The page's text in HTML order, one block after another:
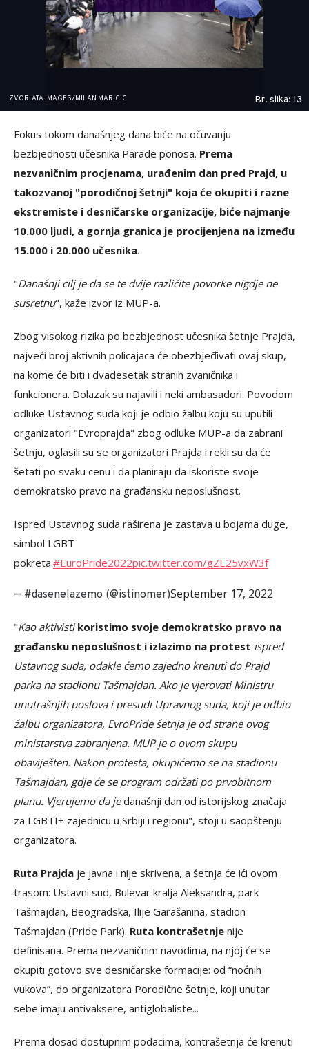
IZVOR: ATA IMAGES/MILAN MARICIC Br. slika: 13
Fokus tokom današnjeg dana biće na očuvanju
bezbjednosti učesnika Parade ponosa. Prema
nezvaničnim procjenama, urađenim dan pred Prajd, u
takozvanoj "porodičnoj šetnji" koja će okupiti i razne
ekstremiste i desničarske organizacije, biće najmanje
10.000 ljudi, a gornja granica je procijenjena na između
15.000 i 20.000 učesnika.
"Današnji cilj je da se te dvije različite povorke nigdje ne
susretnu", kaže izvor iz MUP-a.
Zbog visokog rizika po bezbjednost učesnika šetnje Prajda,
najveći broj aktivnih policajaca će obezbjeđivati ovaj skup,
na kome će biti i dvadesetak stranih zvaničnika i
funkcionera. Dolazak su najavili i neki ambasadori. Povodom
odluke Ustavnog suda koji je odbio žalbu koju su uputili
organizatori "Evroprajda" zbog odluke MUP-a da zabrani
šetnju, oglasili su se organizatori Prajda i rekli su da će
šetati po svaku cenu i da planiraju da iskoriste svoje
demokratsko pravo na građansku neposlušnost.
Ispred Ustavnog suda raširena je zastava u bojama duge,
simbol LGBT
pokreta.#EuroPride2022pic.twitter.com/gZE25vxW3f
— #dasenelazemo (@istinomer)September 17, 2022
"Kao aktivistikoristimo svoje demokratsko pravo na
građansku neposlušnost i izlazimo na protest ispred
Ustavnog suda, odakle ćemo zajedno krenuti do Prajd
parka na stadionu Tašmajdan. Ako je vjerovati Ministru
unutrašnjih poslova i presudi Upravnog suda, koji je odbio
žalbu organizatora, EvroPride šetnja je od strane ovog
ministarstva zabranjena. MUP je o ovom skupu
obaviješten. Nakon protesta, okupićemo se na stadionu
Tašmajdan, gdje će se program održati po prvobitnom
planu. Vjerujemo da jedanašnji dan od istorijskog značaja
za LGBTI+ zajednicu u Srbiji i regionu", stoji u saopštenju
organizatora.
Ruta Prajda je javna i nije skrivena, a šetnja će ići ovom
trasom: Ustavni sud, Bulevar kralja Aleksandra, park
Tašmajdan, Beogradska, Ilije Garašanina, stadion
Tašmajdan (Pride Park). Ruta kontrašetnje nije
definisana. Prema nezvaničnim navodima, na njoj će se
okupiti gotovo sve desničarske formacije: od “noćnih
vukova”, do organizatora Porodične šetnje, koji unutar
sebe imaju antivaksere, antiglobaliste...
Prema dosad dostupnim podacima, kontrašetnja će krenuti